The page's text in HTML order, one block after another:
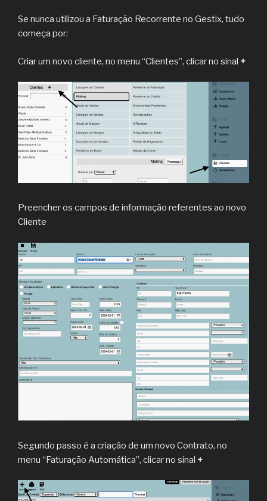
Se nunca utilizou a Faturação Recorrente no Gestix, tudo
começa por:
Criar um novo cliente, no menu “Clientes”, clicar no sinal +
Preencher os campos de informação referentes ao novo
Cliente
Segundo passo é a criação de um novo Contrato, no
menu “Faturação Automática”, clicar no sinal +